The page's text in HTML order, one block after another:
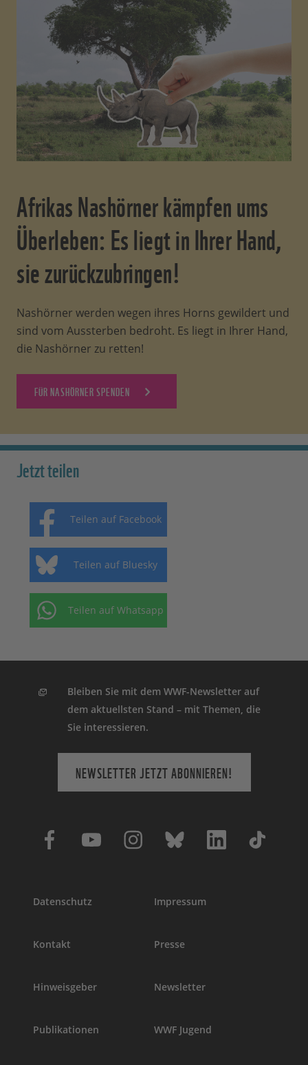
Afrikas Nashörner kämpfen ums
Überleben: Es liegt in Ihrer Hand,
sie zurückzubringen!
Nashörner werden wegen ihres Horns gewildert und
sind vom Aussterben bedroht. Es liegt in Ihrer Hand,
die Nashörner zu retten!
FÜR NASHÖRNER SPENDEN
Jetzt teilen
Teilen auf Facebook
Teilen auf Bluesky
Teilen auf Whatsapp
Bleiben Sie mit dem WWF-Newsletter auf
dem aktuellsten Stand – mit Themen, die
Sie interessieren.
NEWSLETTER JETZT ABONNIEREN!
Datenschutz Impressum
Kontakt Presse
Hinweisgeber Newsletter
Publikationen WWF Jugend